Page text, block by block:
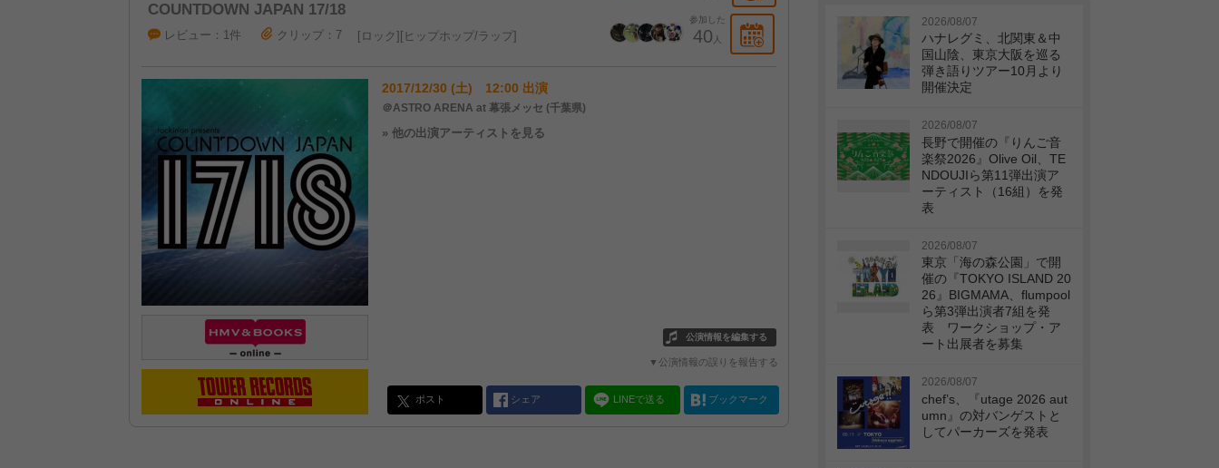
COUNTDOWN JAPAN 17/18
参加した
40 人
レビュー：1件 クリップ：7 ロック ヒップホップ/ラップ
2017/12/30 (土) 12:00 出演
＠ASTRO ARENA at 幕張メッセ (千葉県)
» 他の出演アーティストを見る
公演情報を編集する
▼公演情報の誤りを報告する
ポスト シェア LINEで送る ブックマーク
2026/08/07
ハナレグミ、北関東＆中
国山陰、東京大阪を巡る
弾き語りツアー10月より
開催決定
2026/08/07
長野で開催の『りんご音
楽祭2026』Olive Oil、TE
NDOUJIら第11弾出演ア
ーティスト（16組）を発
表
2026/08/07
東京「海の森公園」で開
催の『TOKYO ISLAND 20
26』BIGMAMA、flumpool
ら第3弾出演者7組を発
表 ワークショップ・ア
ート出展者を募集
2026/08/07
chef’s、『utage 2026 aut
umn』の対バンゲストと
してパーカーズを発表